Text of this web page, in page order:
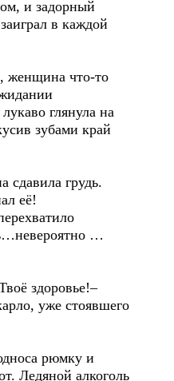
и задорный
в каждой
женщина что-то
глянула на
зубами край
сдавила грудь.
её!
…
здоровье!–
уже стоявшего
рюмку и
Ледяной алкоголь